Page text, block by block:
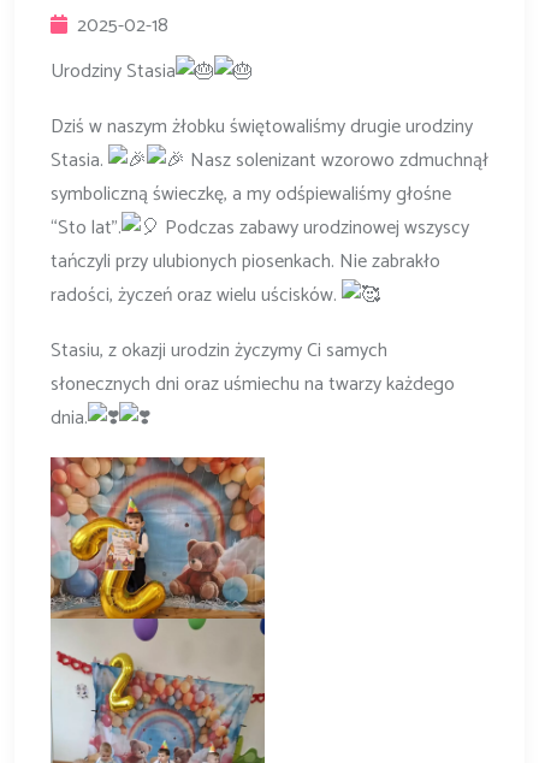
2025-02-18
Urodziny Stasia
Dziś w naszym żłobku świętowaliśmy drugie urodziny
Stasia.
Nasz solenizant wzorowo zdmuchnął
symboliczną świeczkę, a my odśpiewaliśmy głośne
“Sto lat”.
Podczas zabawy urodzinowej wszyscy
tańczyli przy ulubionych piosenkach. Nie zabrakło
radości, życzeń oraz wielu uścisków.
Stasiu, z okazji urodzin życzymy Ci samych
słonecznych dni oraz uśmiechu na twarzy każdego
dnia.